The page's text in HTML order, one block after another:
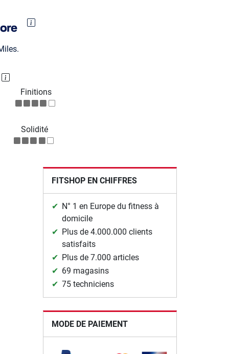
Finitions
Solidité
FITSHOP EN CHIFFRES
N° 1 en Europe du fitness à
domicile
Plus de 4.000.000 clients
satisfaits
Plus de 7.000 articles
69 magasins
75 techniciens
MODE DE PAIEMENT